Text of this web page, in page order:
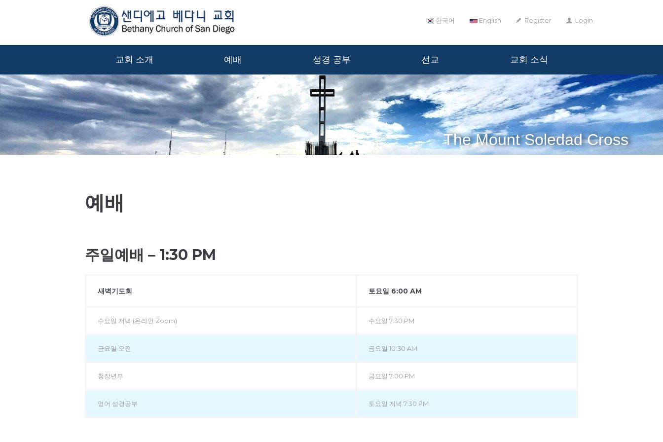
한국어 English Register Login
교회 소개 예배 성경 공부 선교 교회 소식
The Mount Soledad Cross
예배
주일예배 – 1:30 PM
새벽기도회 토요일 6:00 AM
수요일 저녁 (온라인 Zoom) 수요일 7:30 PM
금요일 오전 금요일 10:30 AM
청장년부 금요일 7:00 PM
영어 성경공부 토요일 저녁 7:30 PM